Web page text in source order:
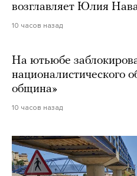
возглавляет Юлия
10 часов назад
На ютьюбе
националистического
община»
10 часов назад